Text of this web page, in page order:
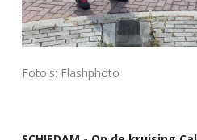
Foto's: Flashphoto